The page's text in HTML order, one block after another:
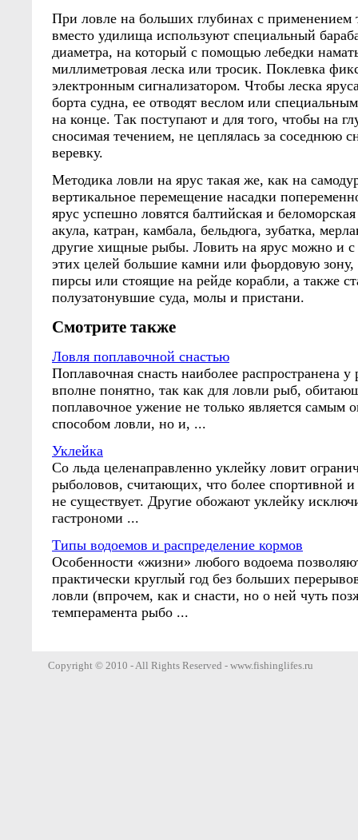
При ловле на больших глубинах с применением
вместо удилища используют специальный
диаметра, на который с помощью лебедки
миллиметровая леска или тросик. Поклевка
электронным сигнализатором. Чтобы леска
борта судна, ее отводят веслом или
на конце. Так поступают и для того, чтобы на
сносимая течением, не цеплялась за соседнюю
веревку.
Методика ловли на ярус такая же, как на
вертикальное перемещение насадки
ярус успешно ловятся балтийская и
акула, катран, камбала, бельдюга, зубатка,
другие хищные рыбы. Ловить на ярус можно и с
этих целей большие камни или фьордовую
пирсы или стоящие на рейде корабли, а также
полузатонувшие суда, молы и пристани.
Смотрите также
Ловля поплавочной снастью
Поплавочная снасть наиболее распространена
вполне понятно, так как для ловли рыб,
поплавочное ужение не только является самым
способом ловли, но и, ...
Уклейка
Со льда целенаправленно уклейку ловит
рыболовов, считающих, что более спортивной
не существует. Другие обожают уклейку
гастрономи ...
Типы водоемов и распределение кормов
Особенности «жизни» любого водоема
практически круглый год без больших
ловли (впрочем, как и снасти, но о ней чуть
темперамента рыбо ...
Copyright © 2010 - All Rights Reserved - www.fishinglifes.ru